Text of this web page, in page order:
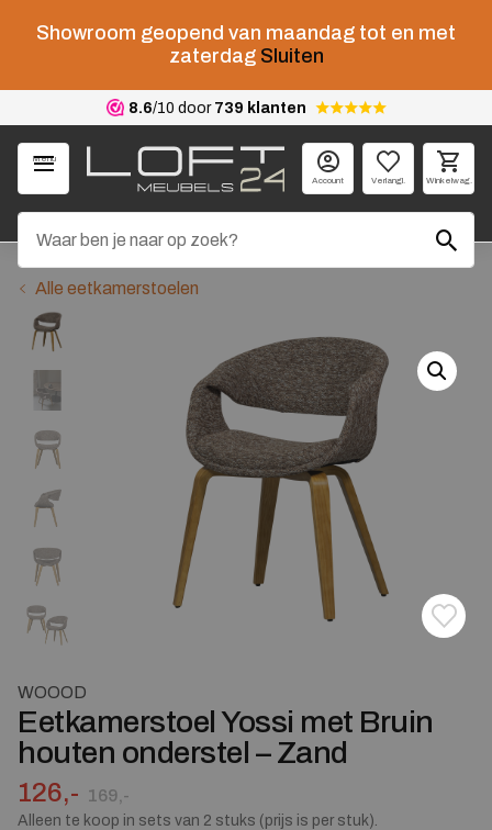
Showroom geopend van maandag tot en met
zaterdag Sluiten
8.6/10 door 739 klanten
Menu
Account Verlangl. Winkelwag.
Alle eetkamerstoelen
WOOOD
Eetkamerstoel Yossi met Bruin
houten onderstel – Zand
169,-
Oorspronkelijke prijs was: 169,-.
126,-
Huidige prijs is: 126,-.
Alleen te koop in sets van 2 stuks (prijs is per stuk).